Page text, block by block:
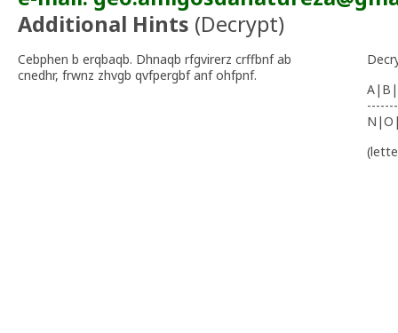
Additional Hints (Decrypt)
Cebphen b erqbaqb. Dhnaqb rfgvirerz crffbnf ab
cnedhr, frwnz zhvgb qvfpergbf anf ohfpnf.